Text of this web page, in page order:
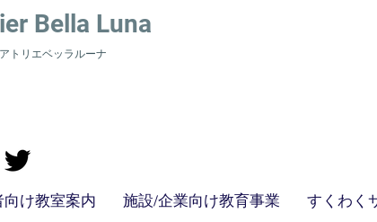
Bella Luna
アトリエベッラルーナ
向け教室案内 施設/企業向け教育事業 すくわく